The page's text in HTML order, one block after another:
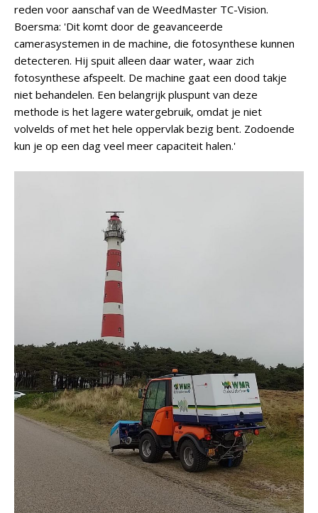
reden voor aanschaf van de WeedMaster TC-Vision.
Boersma: 'Dit komt door de geavanceerde
camerasystemen in de machine, die fotosynthese kunnen
detecteren. Hij spuit alleen daar water, waar zich
fotosynthese afspeelt. De machine gaat een dood takje
niet behandelen. Een belangrijk pluspunt van deze
methode is het lagere watergebruik, omdat je niet
volvelds of met het hele oppervlak bezig bent. Zodoende
kun je op een dag veel meer capaciteit halen.'